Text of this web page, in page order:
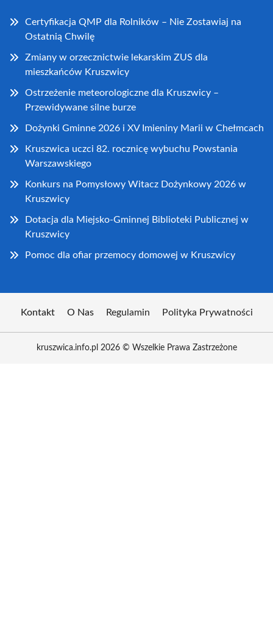
Certyfikacja QMP dla Rolników – Nie Zostawiaj na
Ostatnią Chwilę
Zmiany w orzecznictwie lekarskim ZUS dla
mieszkańców Kruszwicy
Ostrzeżenie meteorologiczne dla Kruszwicy –
Przewidywane silne burze
Dożynki Gminne 2026 i XV Imieniny Marii w Chełmcach
Kruszwica uczci 82. rocznicę wybuchu Powstania
Warszawskiego
Konkurs na Pomysłowy Witacz Dożynkowy 2026 w
Kruszwicy
Dotacja dla Miejsko-Gminnej Biblioteki Publicznej w
Kruszwicy
Pomoc dla ofiar przemocy domowej w Kruszwicy
Kontakt O Nas Regulamin Polityka Prywatności
kruszwica.info.pl 2026 © Wszelkie Prawa Zastrzeżone